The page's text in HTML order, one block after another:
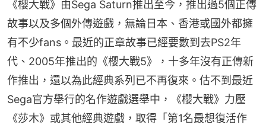
《櫻大戰》由Sega Saturn推出至今，推出過5個正傳
故事以及多個外傳遊戲，無論日本、香港或國外都擁
有不少fans。最近的正章故事已經要數到去PS2年
代、2005年推出的《櫻大戰5》，十多年沒有正傳新
作推出，還以為此經典系列已不再復來。估不到最近
Sega官方舉行的名作遊戲選舉中，《櫻大戰》力壓
《莎木》或其他經典遊戲，取得「第1名最想復活作